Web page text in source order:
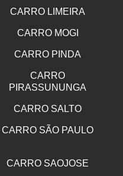
CARRO LIMEIRA
CARRO MOGI
CARRO PINDA
CARRO
PIRASSUNUNGA
CARRO SALTO
CARRO SÃO PAULO
CARRO SAOJOSE